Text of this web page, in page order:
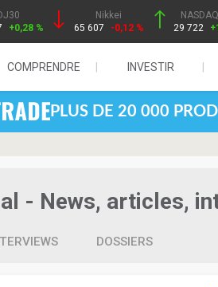
+0,28 %
Nikkei
65 607
-0,12 %
29 722
COMPRENDRE INVESTIR
PLUS DE 20 000
- News, articles,
DOSSIERS